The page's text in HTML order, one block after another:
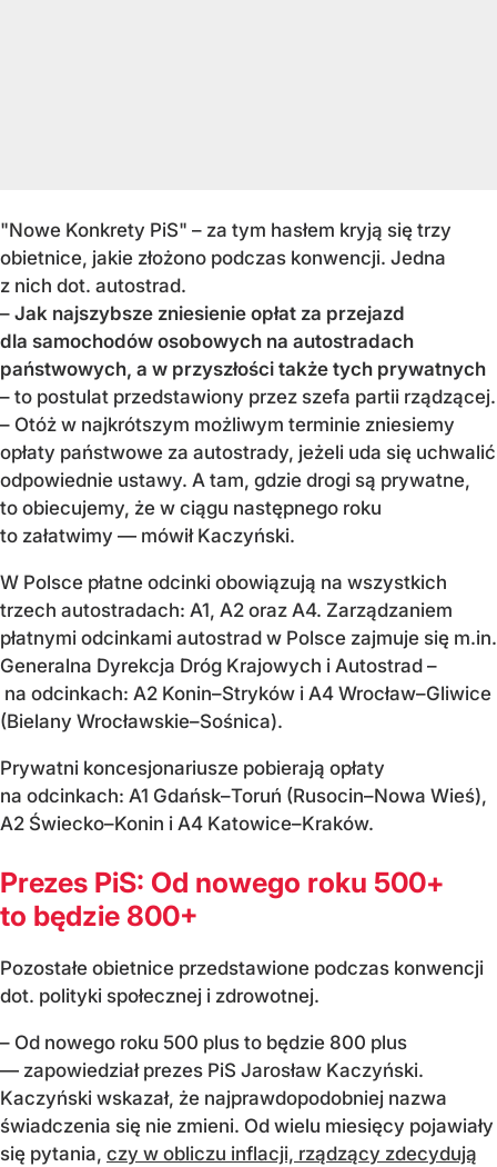
"Nowe Konkrety PiS" – za tym hasłem kryją się trzy
obietnice, jakie złożono podczas konwencji. Jedna
z nich dot. autostrad.
– Jak najszybsze zniesienie opłat za przejazd
dla samochodów osobowych na autostradach
państwowych, a w przyszłości także tych prywatnych
– to postulat przedstawiony przez szefa partii rządzącej.
– Otóż w najkrótszym możliwym terminie zniesiemy
opłaty państwowe za autostrady, jeżeli uda się uchwalić
odpowiednie ustawy. A tam, gdzie drogi są prywatne,
to obiecujemy, że w ciągu następnego roku
to załatwimy — mówił Kaczyński.
W Polsce płatne odcinki obowiązują na wszystkich
trzech autostradach: A1, A2 oraz A4. Zarządzaniem
płatnymi odcinkami autostrad w Polsce zajmuje się m.in.
Generalna Dyrekcja Dróg Krajowych i Autostrad –
na odcinkach: A2 Konin–Stryków i A4 Wrocław–Gliwice
(Bielany Wrocławskie–Sośnica).
Prywatni koncesjonariusze pobierają opłaty
na odcinkach: A1 Gdańsk–Toruń (Rusocin–Nowa Wieś),
A2 Świecko–Konin i A4 Katowice–Kraków.
Prezes PiS: Od nowego roku 500+
to będzie 800+
Pozostałe obietnice przedstawione podczas konwencji
dot. polityki społecznej i zdrowotnej.
– Od nowego roku 500 plus to będzie 800 plus
— zapowiedział prezes PiS Jarosław Kaczyński.
Kaczyński wskazał, że najprawdopodobniej nazwa
świadczenia się nie zmieni. Od wielu miesięcy pojawiały
się pytania, czy w obliczu inflacji, rządzący zdecydują